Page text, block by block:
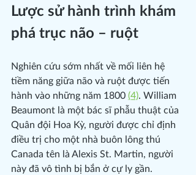
Lược sử hành trình khám
phá trục não – ruột
Nghiên cứu sớm nhất về mối liên hệ
tiềm năng giữa não và ruột được tiến
hành vào những năm 1800 (4). William
Beaumont là một bác sĩ phẫu thuật của
Quân đội Hoa Kỳ, người được chỉ định
điều trị cho một nhà buôn lông thú
Canada tên là Alexis St. Martin, người
này đã vô tình bị bắn ở cự ly gần.